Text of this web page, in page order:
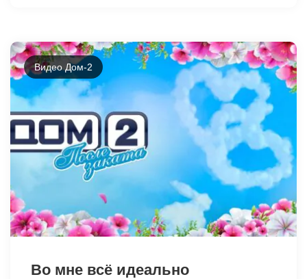
Видео Дом-2
Во мне всё идеально